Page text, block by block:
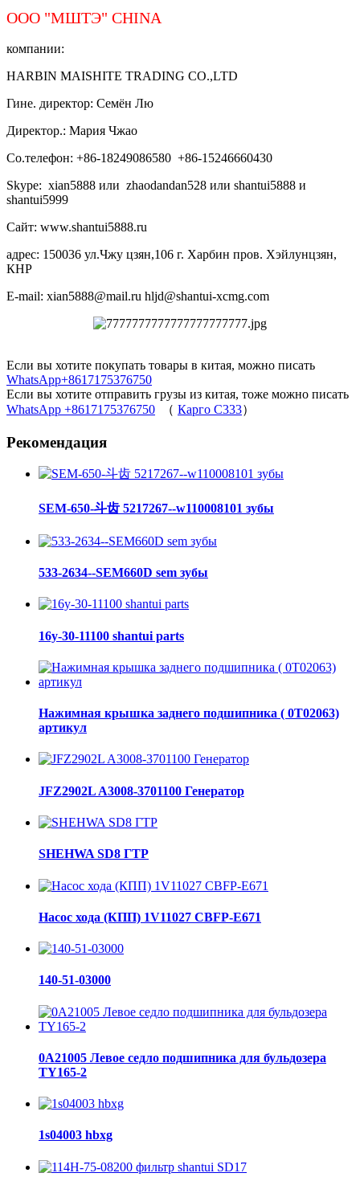
ООО "МШТЭ" CHINA
компании:
HARBIN MAISHITE TRADING CO.,LTD
Гине. директор: Семён Лю
Директор.: Мария Чжао
Со.телефон: +86-18249086580 +86-15246660430
Skype: xian5888 или zhaodandan528 или shantui5888 и
shantui5999
Сайт: www.shantui5888.ru
адрес: 150036 ул.Чжу цзян,106 г. Харбин пров. Хэйлунцзян,
КНР
E-mail: xian5888@mail.ru hljd@shantui-xcmg.com
Если вы хотите покупать товары в китая, можно писать
WhatsApp+8617175376750
Если вы хотите отправить грузы из китая, тоже можно писать
WhatsApp +8617175376750 （ Карго C333）
Рекомендация
SEM-650-斗齿 5217267--w110008101 зубы
533-2634--SEM660D sem зубы
16y-30-11100 shantui parts
Нажимная крышка заднего подшипника ( 0Т02063)
артикул
JFZ2902L A3008-3701100 Генератор
SHEHWA SD8 ГТР
Насос хода (КПП) 1V11027 CBFP-E671
140-51-03000
0A21005 Левое седло подшипника для бульдозера
TY165-2
1s04003 hbxg